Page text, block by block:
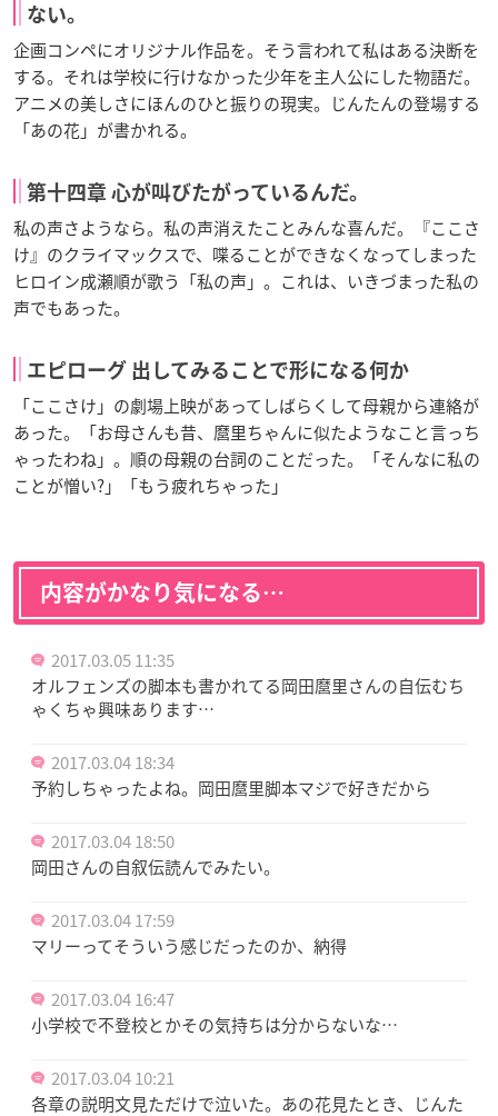
ない。
企画コンペにオリジナル作品を。そう言われて私はある決断を
する。それは学校に行けなかった少年を主人公にした物語だ。
アニメの美しさにほんのひと振りの現実。じんたんの登場する
「あの花」が書かれる。
第十四章 心が叫びたがっているんだ。
私の声さようなら。私の声消えたことみんな喜んだ。『ここさ
け』のクライマックスで、喋ることができなくなってしまった
ヒロイン成瀬順が歌う「私の声」。これは、いきづまった私の
声でもあった。
エピローグ 出してみることで形になる何か
「ここさけ」の劇場上映があってしばらくして母親から連絡が
あった。「お母さんも昔、麿里ちゃんに似たようなこと言っち
ゃったわね」。順の母親の台詞のことだった。「そんなに私の
ことが憎い?」「もう疲れちゃった」
内容がかなり気になる…
2017.03.05 11:35
オルフェンズの脚本も書かれてる岡田麿里さんの自伝むち
ゃくちゃ興味あります…
2017.03.04 18:34
予約しちゃったよね。岡田麿里脚本マジで好きだから
2017.03.04 18:50
岡田さんの自叙伝読んでみたい。
2017.03.04 17:59
マリーってそういう感じだったのか、納得
2017.03.04 16:47
小学校で不登校とかその気持ちは分からないな…
2017.03.04 10:21
各章の説明文見ただけで泣いた。あの花見たとき、じんた